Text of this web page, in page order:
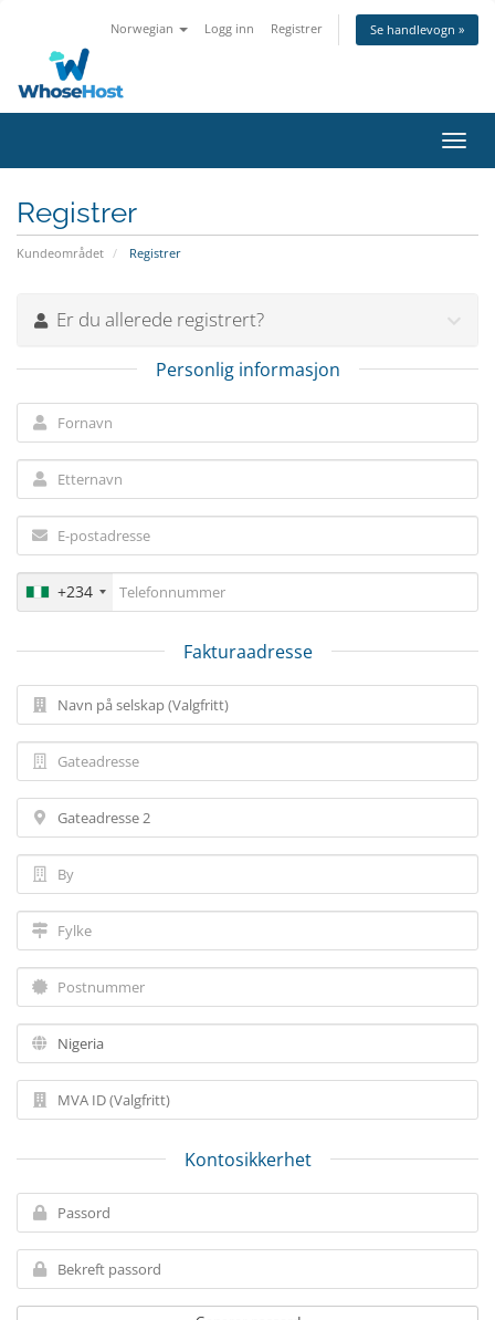
Norwegian Logg inn Registrer Se handlevogn »
Bytt
Registrer
Kundeområdet Registrer
Er du allerede registrert?
Personlig informasjon
+234
Fakturaadresse
Kontosikkerhet